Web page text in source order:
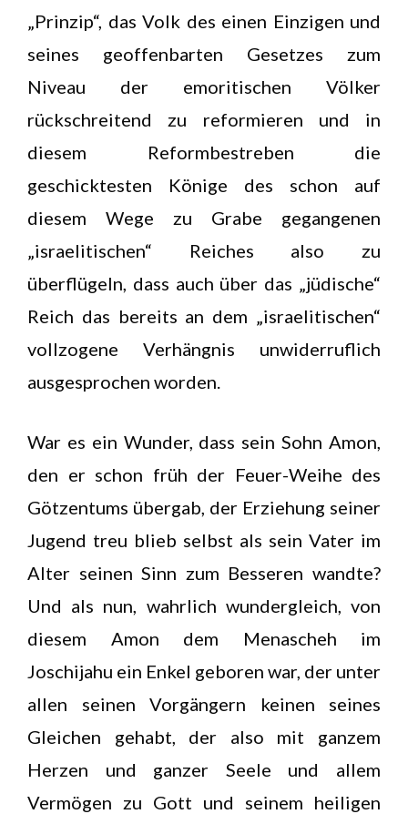
„Prinzip“, das Volk des einen Einzigen und
seines geoffenbarten Gesetzes zum
Niveau der emoritischen Völker
rückschreitend zu reformieren und in
diesem Reformbestreben die
geschicktesten Könige des schon auf
diesem Wege zu Grabe gegangenen
„israelitischen“ Reiches also zu
überflügeln, dass auch über das „jüdische“
Reich das bereits an dem „israelitischen“
vollzogene Verhängnis unwiderruflich
ausgesprochen worden.
War es ein Wunder, dass sein Sohn Amon,
den er schon früh der Feuer-Weihe des
Götzentums übergab, der Erziehung seiner
Jugend treu blieb selbst als sein Vater im
Alter seinen Sinn zum Besseren wandte?
Und als nun, wahrlich wundergleich, von
diesem Amon dem Menascheh im
Joschijahu ein Enkel geboren war, der unter
allen seinen Vorgängern keinen seines
Gleichen gehabt, der also mit ganzem
Herzen und ganzer Seele und allem
Vermögen zu Gott und seinem heiligen